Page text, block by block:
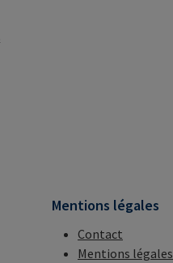
Mentions légales
Contact
Mentions légales